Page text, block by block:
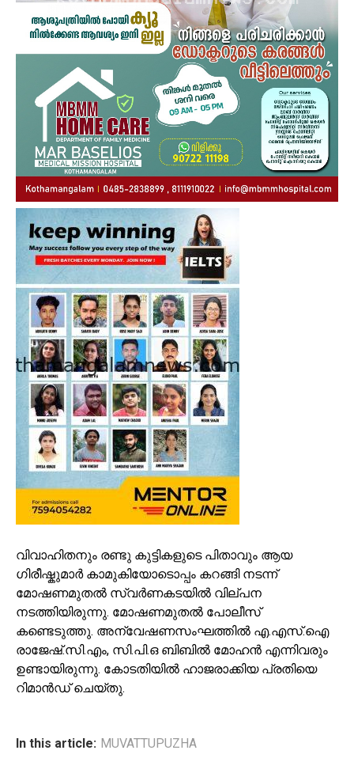
വിവാഹിതനും രണ്ടു കുട്ടികളുടെ പിതാവും ആയ
ഗിരീഷ്കുമാര്‍ കാമുകിയോടൊപ്പം കറങ്ങി നടന്ന്
മോഷണമുതൽ സ്വർണകടയിൽ വില്പന
നടത്തിയിരുന്നു. മോഷണമുതൽ പോലീസ്
കണ്ടെടുത്തു. അന്വേഷണസംഘത്തിൽ എ.എസ്.ഐ
രാജേഷ്.സി.എം, സി.പി.ഒ ബിബിൽ മോഹൻ എന്നിവരും
ഉണ്ടായിരുന്നു. കോടതിയിൽ ഹാജരാക്കിയ പ്രതിയെ
റിമാൻഡ് ചെയ്തു.
In this article: MUVATTUPUZHA